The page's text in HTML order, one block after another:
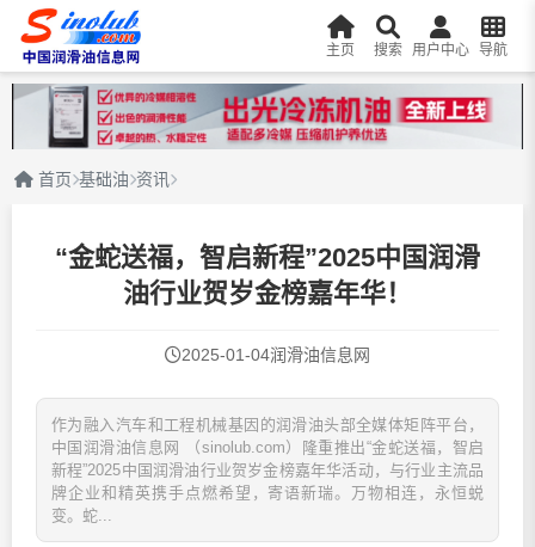
主页 搜索 用户中心 导航
首页 基础油 资讯
“金蛇送福，智启新程”2025中国润滑
油行业贺岁金榜嘉年华！
2025-01-04润滑油信息网
作为融入汽车和工程机械基因的润滑油头部全媒体矩阵平台，
中国润滑油信息网 （sinolub.com）隆重推出“金蛇送福，智启
新程”2025中国润滑油行业贺岁金榜嘉年华活动，与行业主流品
牌企业和精英携手点燃希望，寄语新瑞。万物相连，永恒蜕
变。蛇...